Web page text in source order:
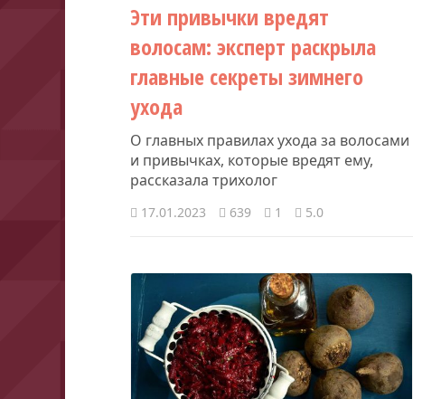
Эти привычки вредят
волосам: эксперт раскрыла
главные секреты зимнего
ухода
О главных правилах ухода за волосами
и привычках, которые вредят ему,
рассказала трихолог
17.01.2023 639 1 5.0